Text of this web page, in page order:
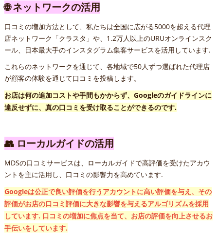
🌐 ネットワークの活用
口コミの増加方法として、私たちは全国に広がる5000を超える代理
店ネットワーク「クラスタ」や、1.2万人以上のURUオンラインスク
ール、日本最大手のインスタグラム集客サービスを活用しています.
これらのネットワークを通じて、各地域で50人ずつ選ばれた代理店
が顧客の体験を通じて口コミを投稿します。
お店は何の追加コストや手間もかからず、Googleのガイドラインに
違反せずに、真の口コミを受け取ることができるのです.
👥 ローカルガイドの活用
MDSの口コミサービスは、ローカルガイドで高評価を受けたアカウ
ントを主に活用し、口コミの影響力を高めています.
Googleは公正で良い評価を行うアカウントに高い評価を与え、その
評価がお店の口コミ評価に大きな影響を与えるアルゴリズムを採用
しています. 口コミの増加に焦点を当て、お店の評価を向上させるお
手伝いをしています.